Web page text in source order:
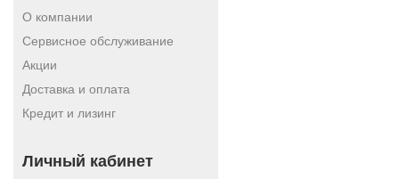
О компании
Сервисное обслуживание
Акции
Доставка и оплата
Кредит и лизинг
Личный кабинет